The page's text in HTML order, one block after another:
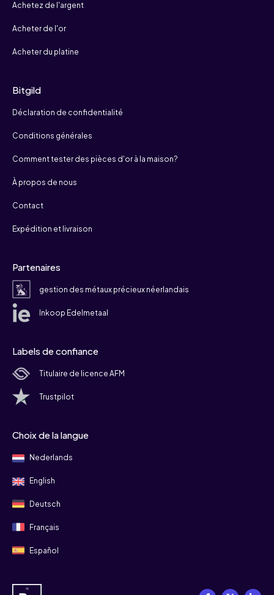
Achetez de l'argent
Acheter de l'or
Acheter du platine
Bitgild
Déclaration de confidentialité
Conditions générales
Comment tester des pièces d'or à la maison?
À propos de nous
Contact
Expédition et livraison
Partenaires
gestion des métaux précieux néerlandais
Inkoop Edelmetaal
Labels de confiance
Titulaire de licence AFM
Trustpilot
Choix de la langue
Nederlands
English
Deutsch
Français
Español